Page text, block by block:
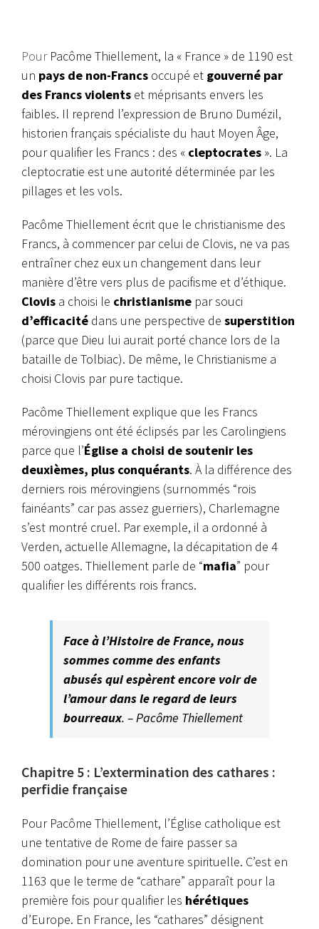
Pour Pacôme Thiellement, la « France » de 1190 est
un pays de non-Francs occupé et gouverné par
des Francs violents et méprisants envers les
faibles. Il reprend l’expression de Bruno Dumézil,
historien français spécialiste du haut Moyen Âge,
pour qualifier les Francs : des « cleptocrates ». La
cleptocratie est une autorité déterminée par les
pillages et les vols.
Pacôme Thiellement écrit que le christianisme des
Francs, à commencer par celui de Clovis, ne va pas
entraîner chez eux un changement dans leur
manière d’être vers plus de pacifisme et d’éthique.
Clovis a choisi le christianisme par souci
d’efficacité dans une perspective de superstition
(parce que Dieu lui aurait porté chance lors de la
bataille de Tolbiac). De même, le Christianisme a
choisi Clovis par pure tactique.
Pacôme Thiellement explique que les Francs
mérovingiens ont été éclipsés par les Carolingiens
parce que l’Église a choisi de soutenir les
deuxièmes, plus conquérants. À la différence des
derniers rois mérovingiens (surnommés “rois
fainéants” car pas assez guerriers), Charlemagne
s’est montré cruel. Par exemple, il a ordonné à
Verden, actuelle Allemagne, la décapitation de 4
500 oatges. Thiellement parle de “mafia” pour
qualifier les différents rois francs.
Face à l’Histoire de France, nous
sommes comme des enfants
abusés qui espèrent encore voir de
l’amour dans le regard de leurs
bourreaux. – Pacôme Thiellement
Chapitre 5 : L’extermination des cathares :
perfidie française
Pour Pacôme Thiellement, l’Église catholique est
une tentative de Rome de faire passer sa
domination pour une aventure spirituelle. C’est en
1163 que le terme de “cathare” apparaît pour la
première fois pour qualifier les hérétiques
d’Europe. En France, les “cathares” désignent